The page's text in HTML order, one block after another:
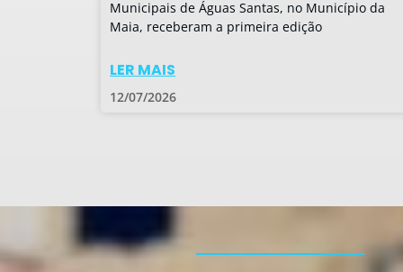
Municipais de Águas Santas, no Município da
Maia, receberam a primeira edição
LER MAIS
12/07/2026